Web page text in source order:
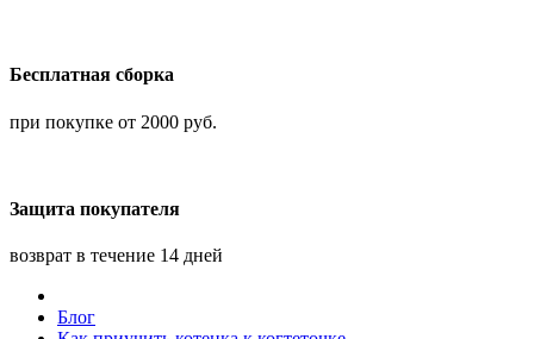
Бесплатная сборка
при покупке от 2000 руб.
Защита покупателя
возврат в течение 14 дней
Блог